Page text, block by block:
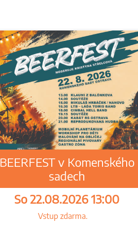
BEERFEST v Komenského
sadech
So 22.08.2026 13:00
Vstup zdarma.